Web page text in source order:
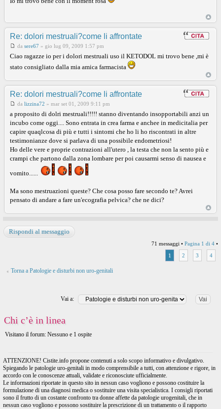
Re: dolori mestruali?come li affrontate
da sere67 » gio lug 09, 2009 1:57 pm
Ciao ragazze io per i dolori mestruali uso il KETODOL mi trovo bene ,mi è
stato consigliato dalla mia amica farmacista
Re: dolori mestruali?come li affrontate
da lizzina72 » mar set 01, 2009 9:11 pm
a proposito di dolri mestruali!!!!! stanno diventando insopportabili anzi un
incubo come oggi.... Sono entrata in crea farma e anchee in medicitalia per
capire quaqlcosa di più e tutti i sintomi che ho li ho riscontrati in altre
testimonianze dove si parlava di una possibile endometriosi!
Ho delle vere e proprie contrazioni all'utero , la testa che non la sento più e
crampi che partono dalla zona lombare per poi causarmi senso di nausea e
vomito......
Ma sono mestruazioni queste? Che cosa posso fare secondo te? Avrei
pensato di andare a fare un'ecografia pelvica? che ne dici?
Rispondi al messaggio
71 messaggi • Pagina 1 di 4 •
1
2 3 4
Torna a Patologie e disturbi non uro-genitali
Vai a:
Chi c’è in linea
Visitano il forum: Nessuno e 1 ospite
ATTENZIONE! Cistite.info propone contenuti a solo scopo informativo e divulgativo.
Spiegando le patologie uro-genitali in modo comprensibile a tutti, con attenzione e rigore, in
accordo con le conoscenze attuali, validate e riconosciute ufficialmente.
Le informazioni riportate in questo sito in nessun caso vogliono e possono costituire la
formulazione di una diagnosi medica o sostituire una visita specialistica. I consigli riportati
sono il frutto di un costante confronto tra donne affette da patologie urogenitali, che in
nessun caso vogliono e possono sostituire la prescrizione di un trattamento o il rapporto